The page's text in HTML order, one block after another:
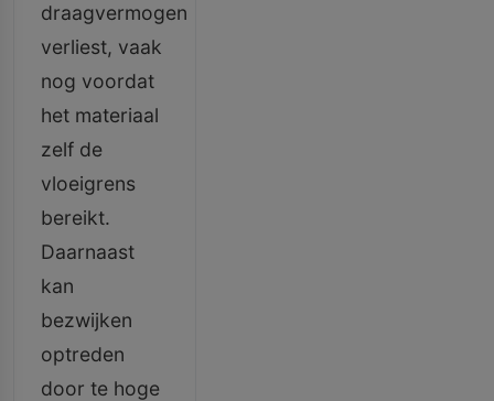
draagvermogen
verliest, vaak
nog voordat
het materiaal
zelf de
vloeigrens
bereikt.
Daarnaast
kan
bezwijken
optreden
door te hoge